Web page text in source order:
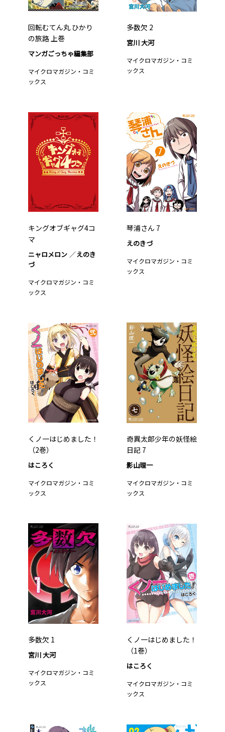
回転むてん丸 ひかり
の旅路 上巻
マンガごっちゃ編集部
マイクロマガジン・コミ
ックス
多数欠 2
宮川 大河
マイクロマガジン・コミ
ックス
キングオブギャグ4コ
マ
ニャロメロン
えのき
づ
マイクロマガジン・コミ
ックス
琴浦さん 7
えのきづ
マイクロマガジン・コミ
ックス
くノ一はじめました！
（2巻）
はころく
マイクロマガジン・コミ
ックス
奇異太郎少年の妖怪絵
日記 7
影山理一
マイクロマガジン・コミ
ックス
多数欠 1
宮川 大河
マイクロマガジン・コミ
ックス
くノ一はじめました！
（1巻）
はころく
マイクロマガジン・コミ
ックス